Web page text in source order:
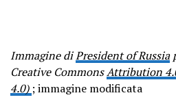
Immagine diPresident of Russia
Creative CommonsAttribution
4.0) ; immagine modificata